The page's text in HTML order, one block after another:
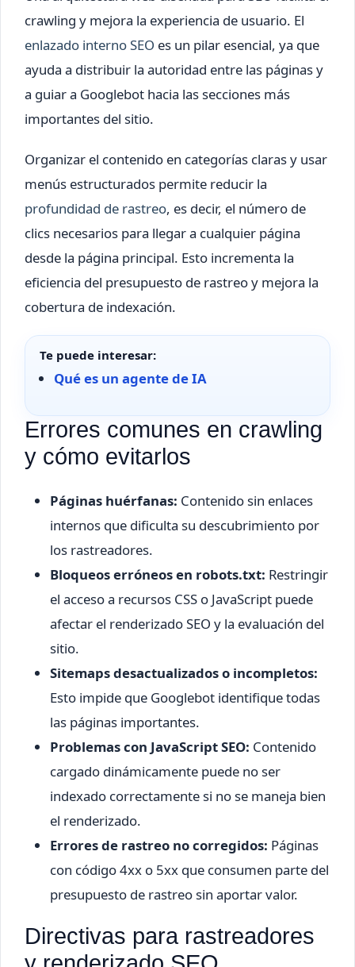
crawling y mejora la experiencia de usuario. El
enlazado interno SEO es un pilar esencial, ya que
ayuda a distribuir la autoridad entre las páginas y
a guiar a Googlebot hacia las secciones más
importantes del sitio.
Organizar el contenido en categorías claras y usar
menús estructurados permite reducir la
profundidad de rastreo, es decir, el número de
clics necesarios para llegar a cualquier página
desde la página principal. Esto incrementa la
eficiencia del presupuesto de rastreo y mejora la
cobertura de indexación.
Te puede interesar:
Qué es un agente de IA
Errores comunes en crawling
y cómo evitarlos
Páginas huérfanas: Contenido sin enlaces
internos que dificulta su descubrimiento por
los rastreadores.
Bloqueos erróneos en robots.txt: Restringir
el acceso a recursos CSS o JavaScript puede
afectar el renderizado SEO y la evaluación del
sitio.
Sitemaps desactualizados o incompletos:
Esto impide que Googlebot identifique todas
las páginas importantes.
Problemas con JavaScript SEO: Contenido
cargado dinámicamente puede no ser
indexado correctamente si no se maneja bien
el renderizado.
Errores de rastreo no corregidos: Páginas
con código 4xx o 5xx que consumen parte del
presupuesto de rastreo sin aportar valor.
Directivas para rastreadores